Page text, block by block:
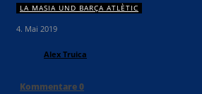
LA MASIA UND BARÇA ATLÈTIC
4. Mai 2019
Alex Truica
Kommentare0